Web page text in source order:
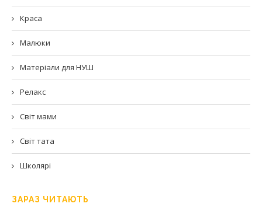
Краса
Малюки
Матеріали для НУШ
Релакс
Світ мами
Світ тата
Школярі
ЗАРАЗ ЧИТАЮТЬ